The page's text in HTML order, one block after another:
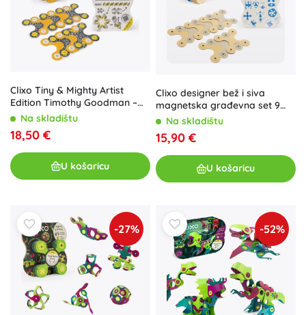
Clixo Tiny & Mighty Artist
Edition Timothy Goodman –
magnetska konstruktorska
Na skladištu
18,50 €
U košaricu
Clixo designer bež i siva
magnetska građevna set 9
komNa skladištu
15,90 €
U košaricu
-27% -52%